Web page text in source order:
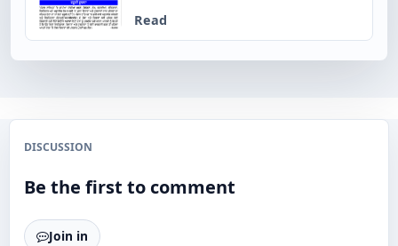
Read
DISCUSSION
Be the first to comment
Join in